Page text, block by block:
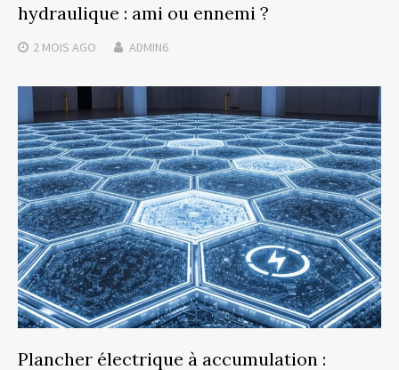
hydraulique : ami ou ennemi ?
2 MOIS AGO ADMIN6
Plancher électrique à accumulation :